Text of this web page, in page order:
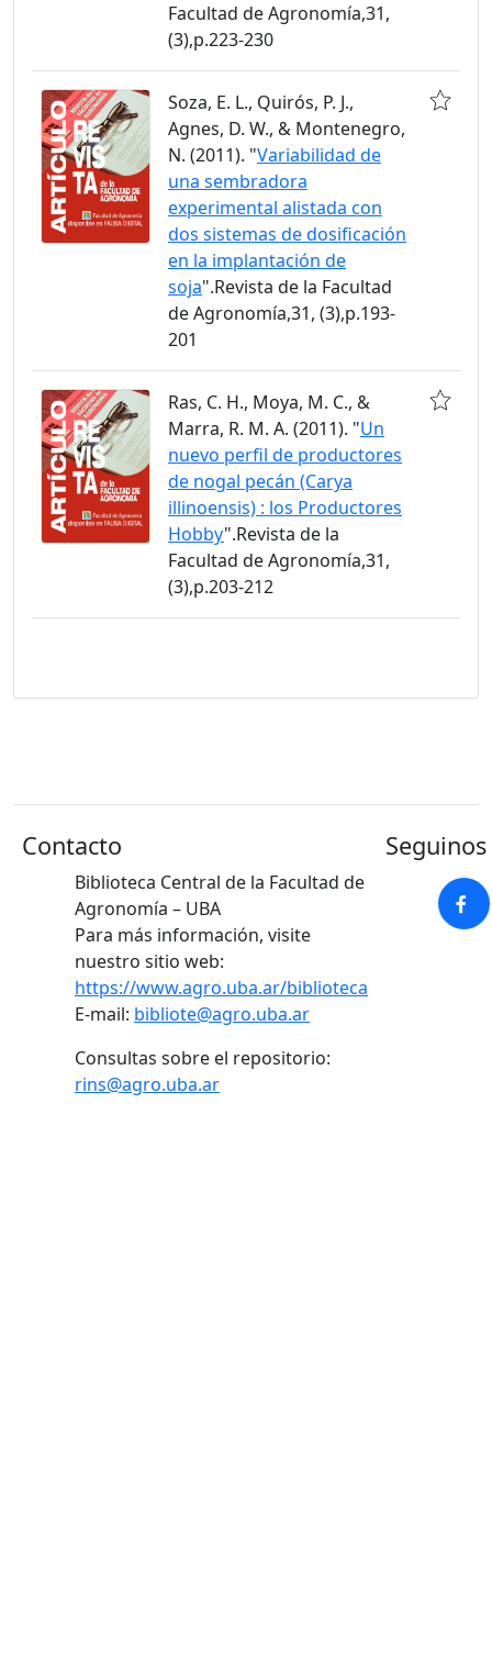
Facultad de Agronomía,31,
(3),p.223-230
Soza, E. L., Quirós, P. J.,
Agnes, D. W., & Montenegro,
N. (2011). "Variabilidad de
una sembradora
experimental alistada con
dos sistemas de dosificación
en la implantación de
soja".Revista de la Facultad
de Agronomía,31, (3),p.193-
201
Ras, C. H., Moya, M. C., &
Marra, R. M. A. (2011). "Un
nuevo perfil de productores
de nogal pecán (Carya
illinoensis) : los Productores
Hobby".Revista de la
Facultad de Agronomía,31,
(3),p.203-212
Contacto
Biblioteca Central de la Facultad de
Agronomía – UBA
Para más información, visite
nuestro sitio web:
https://www.agro.uba.ar/biblioteca
E-mail: bibliote@agro.uba.ar
Consultas sobre el repositorio:
rins@agro.uba.ar